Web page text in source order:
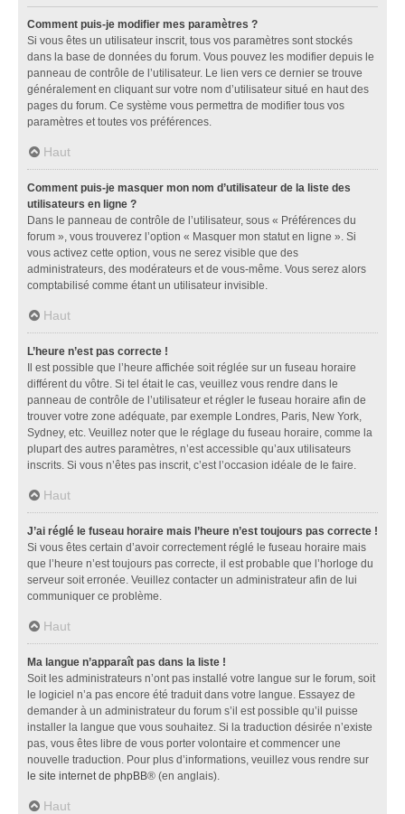
Comment puis-je modifier mes paramètres ?
Si vous êtes un utilisateur inscrit, tous vos paramètres sont stockés
dans la base de données du forum. Vous pouvez les modifier depuis le
panneau de contrôle de l’utilisateur. Le lien vers ce dernier se trouve
généralement en cliquant sur votre nom d’utilisateur situé en haut des
pages du forum. Ce système vous permettra de modifier tous vos
paramètres et toutes vos préférences.
Haut
Comment puis-je masquer mon nom d’utilisateur de la liste des
utilisateurs en ligne ?
Dans le panneau de contrôle de l’utilisateur, sous « Préférences du
forum », vous trouverez l’option « Masquer mon statut en ligne ». Si
vous activez cette option, vous ne serez visible que des
administrateurs, des modérateurs et de vous-même. Vous serez alors
comptabilisé comme étant un utilisateur invisible.
Haut
L’heure n’est pas correcte !
Il est possible que l’heure affichée soit réglée sur un fuseau horaire
différent du vôtre. Si tel était le cas, veuillez vous rendre dans le
panneau de contrôle de l’utilisateur et régler le fuseau horaire afin de
trouver votre zone adéquate, par exemple Londres, Paris, New York,
Sydney, etc. Veuillez noter que le réglage du fuseau horaire, comme la
plupart des autres paramètres, n’est accessible qu’aux utilisateurs
inscrits. Si vous n’êtes pas inscrit, c’est l’occasion idéale de le faire.
Haut
J’ai réglé le fuseau horaire mais l’heure n’est toujours pas correcte !
Si vous êtes certain d’avoir correctement réglé le fuseau horaire mais
que l’heure n’est toujours pas correcte, il est probable que l’horloge du
serveur soit erronée. Veuillez contacter un administrateur afin de lui
communiquer ce problème.
Haut
Ma langue n’apparaît pas dans la liste !
Soit les administrateurs n’ont pas installé votre langue sur le forum, soit
le logiciel n’a pas encore été traduit dans votre langue. Essayez de
demander à un administrateur du forum s’il est possible qu’il puisse
installer la langue que vous souhaitez. Si la traduction désirée n’existe
pas, vous êtes libre de vous porter volontaire et commencer une
nouvelle traduction. Pour plus d’informations, veuillez vous rendre sur
le site internet de phpBB® (en anglais).
Haut